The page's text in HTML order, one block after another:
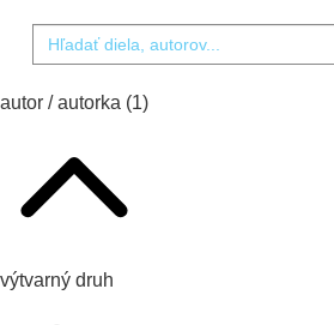
autor / autorka (1)
výtvarný druh